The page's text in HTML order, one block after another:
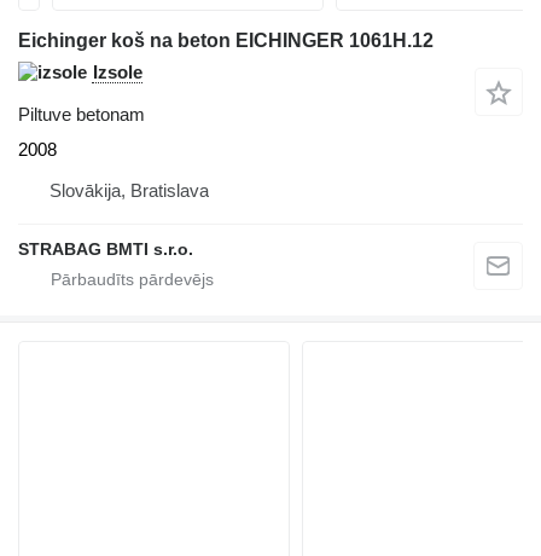
Eichinger koš na beton EICHINGER 1061H.12
Izsole
Piltuve betonam
2008
Slovākija, Bratislava
STRABAG BMTI s.r.o.